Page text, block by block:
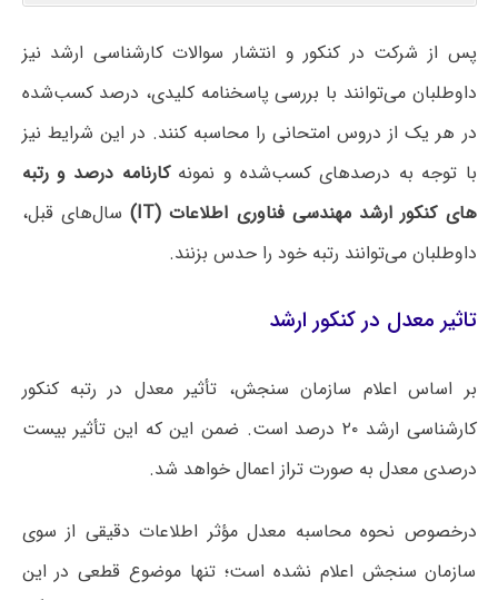
پس از شرکت در کنکور و انتشار سوالات کارشناسی ارشد نیز
داوطلبان می‌توانند با بررسی پاسخنامه کلیدی، درصد کسب‌شده
در هر یک از دروس امتحانی را محاسبه کنند. در این شرایط نیز
با توجه به درصدهای کسب‌شده و نمونهکارنامه درصد و رتبه
های کنکور ارشد مهندسی فناوری اطلاعات (IT)
سال‌های قبل،
داوطلبان می‌توانند رتبه خود را حدس بزنند.
تاثیر معدل در کنکور ارشد
بر اساس اعلام سازمان سنجش، تأثیر معدل در رتبه کنکور
کارشناسی ارشد ۲۰ درصد است. ضمن این که این تأثیر بیست
درصدی معدل به صورت تراز اعمال خواهد شد.
درخصوص نحوه محاسبه معدل مؤثر اطلاعات دقیقی از سوی
سازمان سنجش اعلام نشده است؛ تنها موضوع قطعی در این